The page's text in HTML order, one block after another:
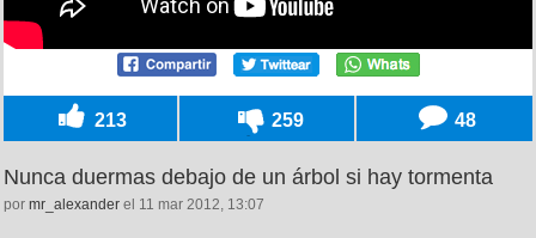
213 259 48
Nunca duermas debajo de un árbol si hay tormenta
por mr_alexander el 11 mar 2012, 13:07